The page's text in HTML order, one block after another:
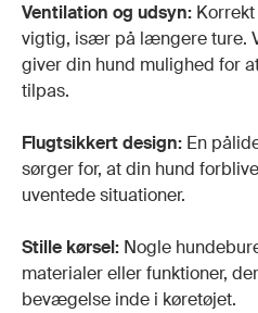
Ventilation og udsyn:
vigtig, især på længere ture.
giver din hund mulighed for
tilpas.
Flugtsikkert design: En
sørger for, at din hund
uventede situationer.
Stille kørsel: Nogle
materialer eller funktioner,
bevægelse inde i køretøjet.